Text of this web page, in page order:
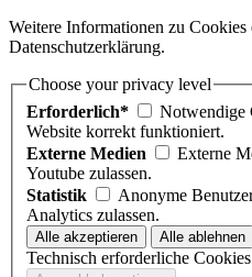
Weitere Informationen zu Cookies
Datenschutzerklärung.
Choose your privacy level
Erforderlich*
Notwendige
Website korrekt funktioniert.
Externe Medien
Externe
Youtube zulassen.
Statistik
Anonyme
Analytics zulassen.
Technisch erforderliche